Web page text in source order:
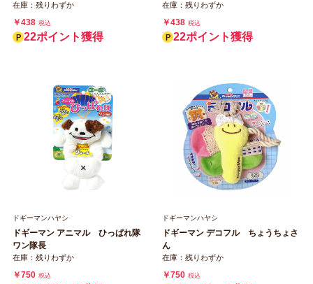
在庫：残りわずか
￥438 税込
22ポイント獲得
在庫：残りわずか
￥438 税込
22ポイント獲得
ドギーマンハヤシ
ドギーマン アニマル ひっぱれ隊
ワン隊長
在庫：残りわずか
￥750 税込
ドギーマンハヤシ
ドギーマン デコフル ちょうちょさ
ん
在庫：残りわずか
￥750 税込